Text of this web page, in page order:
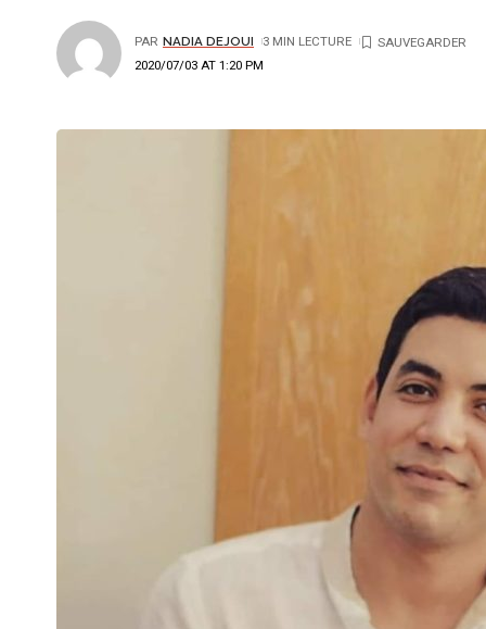
2020/07/03 AT 1:20 PM
PAR NADIA DEJOUI 3 MIN LECTURE